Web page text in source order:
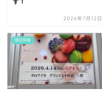
2026年7月12日
開店情報